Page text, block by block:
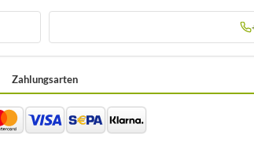
Zahlungsarten